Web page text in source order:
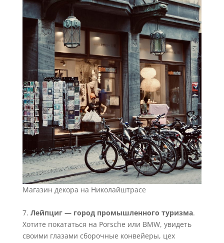
Магазин декора на Николайштрасе
7. Лейпциг — город промышленного туризма.
Хотите покататься на Porsche или BMW, увидеть
своими глазами сборочные конвейеры, цех